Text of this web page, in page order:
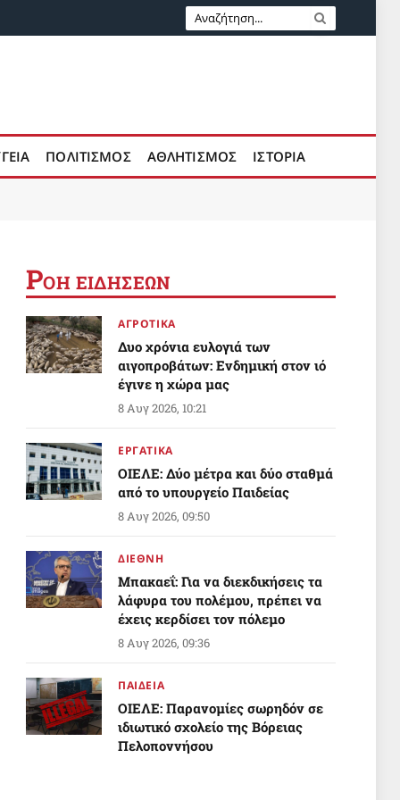
ΠΟΛΙΤΙΣΜΟΣ ΑΘΛΗΤΙΣΜΟΣ ΙΣΤΟΡΙΑ
ΡΟΗ ΕΙΔΗΣΕΩΝ
ΑΓΡΟΤΙΚΑ
Δυο χρόνια ευλογιά των
αιγοπροβάτων: Ενδημική στον ιό
έγινε η χώρα μας
8 Αυγ 2026, 10:21
ΕΡΓΑΤΙΚΑ
ΟΙΕΛΕ: Δύο μέτρα και δύο σταθμά
από το υπουργείο Παιδείας
8 Αυγ 2026, 09:50
ΔΙΕΘΝΗ
Μπακαεΐ: Για να διεκδικήσεις τα
λάφυρα του πολέμου, πρέπει να
έχεις κερδίσει τον πόλεμο
8 Αυγ 2026, 09:36
ΠΑΙΔΕΙΑ
ΟΙΕΛΕ: Παρανομίες σωρηδόν σε
ιδιωτικό σχολείο της Βόρειας
Πελοποννήσου